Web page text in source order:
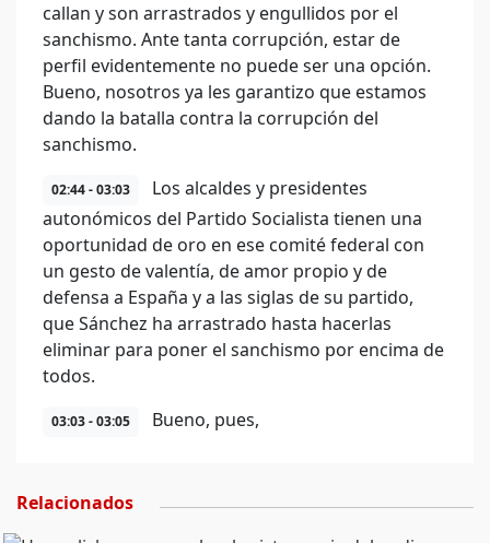
callan y son arrastrados y engullidos por el
sanchismo. Ante tanta corrupción, estar de
perfil evidentemente no puede ser una opción.
Bueno, nosotros ya les garantizo que estamos
dando la batalla contra la corrupción del
sanchismo.
02:44 - 03:03
Los alcaldes y presidentes
autonómicos del Partido Socialista tienen una
oportunidad de oro en ese comité federal con
un gesto de valentía, de amor propio y de
defensa a España y a las siglas de su partido,
que Sánchez ha arrastrado hasta hacerlas
eliminar para poner el sanchismo por encima de
todos.
03:03 - 03:05 Bueno, pues,
Relacionados